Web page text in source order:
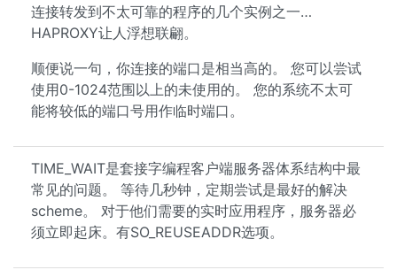
连接转发到不太可靠的程序的几个实例之一…
HAPROXY让人浮想联翩。
顺便说一句，你连接的端口是相当高的。 您可以尝试
使用0-1024范围以上的未使用的。 您的系统不太可
能将较低的端口号用作临时端口。
TIME_WAIT是套接字编程客户端服务器体系结构中最
常见的问题。 等待几秒钟，定期尝试是最好的解决
scheme。 对于他们需要的实时应用程序，服务器必
须立即起床。有SO_REUSEADDR选项。